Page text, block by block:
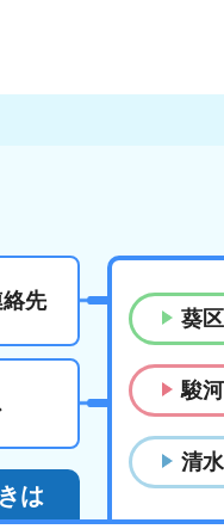
先
葵区
駿
清
は